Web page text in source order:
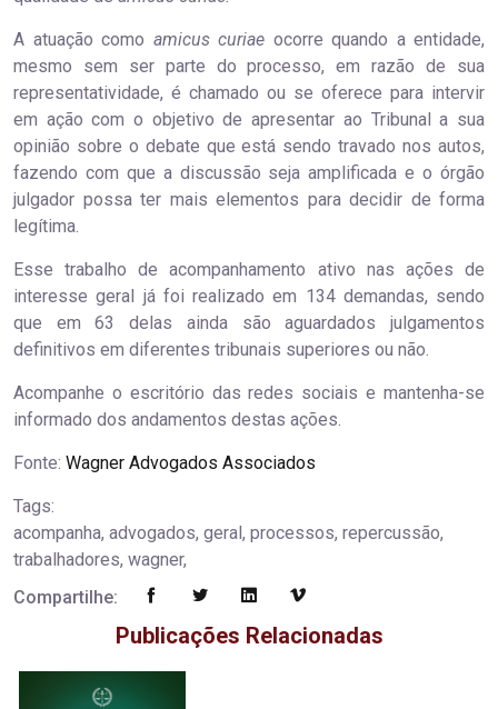
A atuação como amicus curiae ocorre quando a entidade,
mesmo sem ser parte do processo, em razão de sua
representatividade, é chamado ou se oferece para intervir
em ação com o objetivo de apresentar ao Tribunal a sua
opinião sobre o debate que está sendo travado nos autos,
fazendo com que a discussão seja amplificada e o órgão
julgador possa ter mais elementos para decidir de forma
legítima.
Esse trabalho de acompanhamento ativo nas ações de
interesse geral já foi realizado em 134 demandas, sendo
que em 63 delas ainda são aguardados julgamentos
definitivos em diferentes tribunais superiores ou não.
Acompanhe o escritório das redes sociais e mantenha-se
informado dos andamentos destas ações.
Fonte: Wagner Advogados Associados
Tags:
acompanha, advogados, geral, processos, repercussão,
trabalhadores, wagner,
Compartilhe:
Publicações Relacionadas